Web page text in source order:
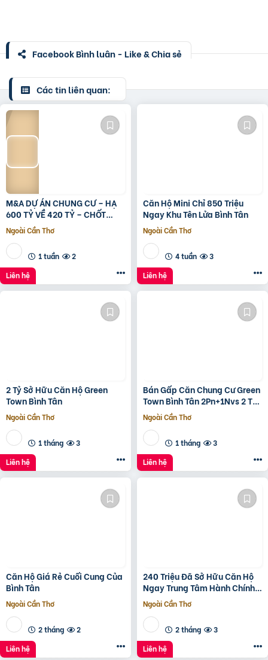
Facebook Bình luận - Like & Chia sẻ
Các tin liên quan:
M&A DỰ ÁN CHUNG CƯ – HẠ
600 TỶ VỀ 420 TỶ – CHỐT
LVCC
Ngoài Cần Thơ
1 tuần
2
Liên hệ
Căn Hộ Mini Chỉ 850 Triệu
Ngay Khu Tên Lửa Bình Tân
Ngoài Cần Thơ
4 tuần
3
Liên hệ
2 Tỷ Sở Hữu Căn Hộ Green
Town Bình Tân
Ngoài Cần Thơ
1 tháng
3
Liên hệ
Bán Gấp Căn Chung Cư Green
Town Bình Tân 2Pn+1Nvs 2 Tỷ
2
Ngoài Cần Thơ
1 tháng
3
Liên hệ
Căn Hộ Giá Rẻ Cuối Cung Của
Bình Tân
Ngoài Cần Thơ
2 tháng
2
Liên hệ
240 Triệu Đã Sở Hữu Căn Hộ
Ngay Trung Tâm Hành Chính
Bình Tân
Ngoài Cần Thơ
2 tháng
3
Liên hệ